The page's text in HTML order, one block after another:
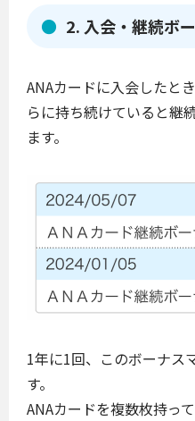
2. 入会・継続ボ
ANAカードに入会したと
らに持ち続けていると継
ます。
1年に1回、このボーナス
す。
ANAカードを複数枚持っ